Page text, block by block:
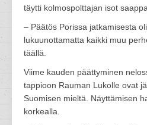
täytti kolmospolttajan isot
– Päätös Porissa jatkamisesta
lukuunottamatta kaikki muu
täällä.
Viime kauden päättyminen
tappioon Rauman Lukolle ovat
Suomisen mieltä. Näyttämisen
korkealla.